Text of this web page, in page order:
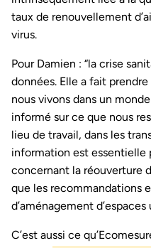
taux de renouvellement
virus.
Pour Damien : “la crise
données. Elle a fait
nous vivons dans un
informé sur ce que nous
lieu de travail, dans les
information est essentielle
concernant la réouverture
que les recommandations
d’aménagement d’espaces
C’est aussi ce